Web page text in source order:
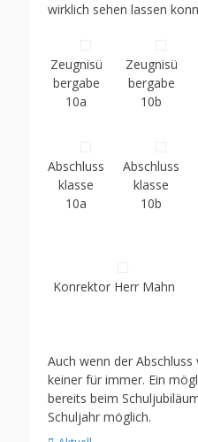
wirklich sehen lassen
Zeugnisü
bergabe
10a
Zeugnisü
bergabe
10b
Abschluss
klasse
10a
Abschluss
klasse
10b
Konrektor Herr Mahn
Auch wenn der
keiner für immer. Ein
bereits beim
Schuljahr möglich.